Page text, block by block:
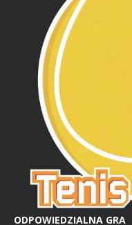
ODPOWIEDZIALNA GRA